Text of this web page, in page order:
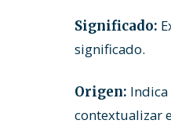
Significado:
significado.
Origen:
contextualizar